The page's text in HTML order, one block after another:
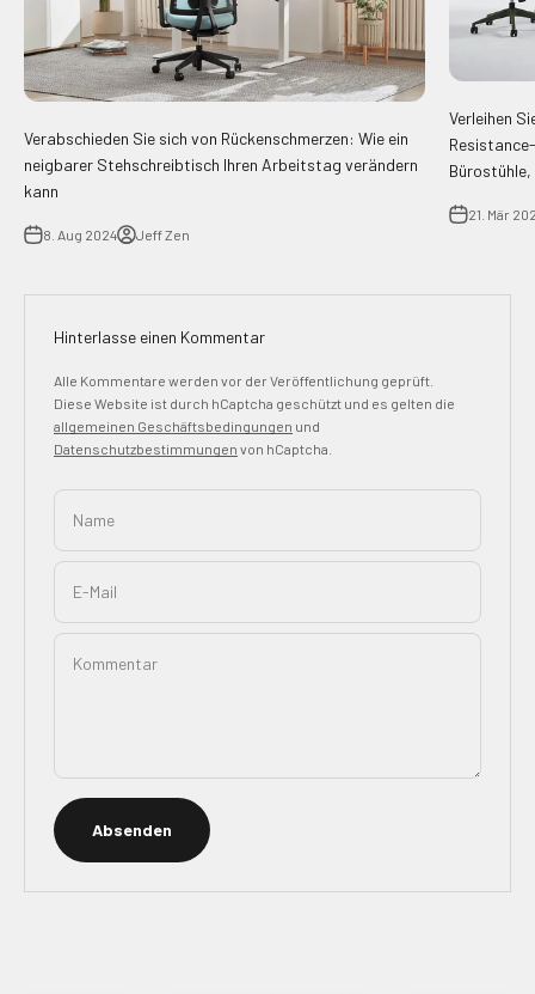
Verabschieden Sie sich von Rückenschmerzen: Wie ein
neigbarer Stehschreibtisch Ihren Arbeitstag verändern
kann
8. Aug 2024 Jeff Zen
Verleihen
21. Mär
Hinterlasse einen Kommentar
Alle Kommentare werden vor der Veröffentlichung geprüft.
Diese Website ist durch hCaptcha geschützt und es gelten die
allgemeinen Geschäftsbedingungen und
Datenschutzbestimmungen von hCaptcha.
Name
E-Mail
Kommentar
Absenden